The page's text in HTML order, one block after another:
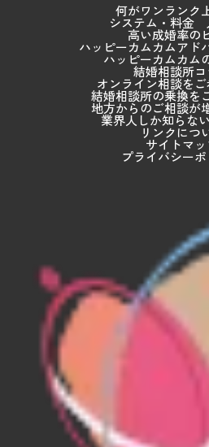
何がワンランク
システム・料金
高い成婚率の
ハッピーカムカムアド
ハッピーカムカム
結婚相談所コ
オンライン相談を
結婚相談所の乗換を
地方からのご相談が
業界人しか知らな
リンクにつ
サイトマ
プライバシー